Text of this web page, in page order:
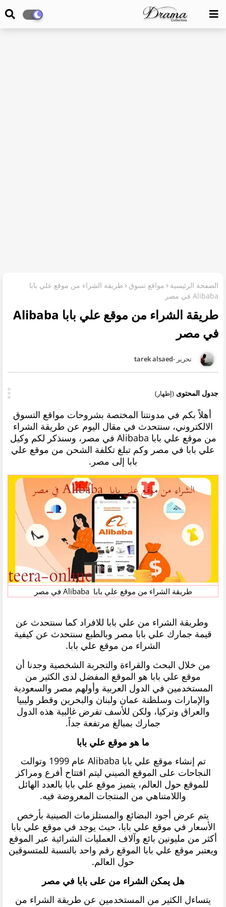
الصفحة الرئيسية مواقع تسوق
طريقة الشراء من موقع علي بابا
Alibaba في مصر
طريقة الشراء من موقع علي بابا Alibaba
في مصر
tarek alsaed
جدول المحتوى (إظهار)
أهلاً بكم في مدونتنا المختصة بشروحات مواقع التسوق
الالكتروني، سنتحدث في مقال اليوم عن طريقة الشراء
من موقع علي بابا Alibaba في مصر، وسنذكر لكم
وكيل
علي بابا في مصر وكم تبلغ تكلفة الشحن من موقع علي
بابا إلى مصر.
طريقة الشراء من موقع علي بابا Alibaba في مصر
وطريقة الشراء من علي بابا للافراد كما سنتحدث عن
قيمة جمارك علي بابا مصر وبالطبع سنتحدث عن كيفية
الشراء من موقع علي بابا.
من خلال البحث والقراءة والتجربة الشخصية وجدنا أن
موقع علي بابا هو الموقع المفضل لدى الكثير من
المستخدمين في الدول العربية وأولهم مصر والسعودية
والإمارات وسلطنة عمان ولبنان والبحرين وقطر وليبيا
والعراق وتركيا، ولكن للأسف تفرض غالبية هذه الدول
جمارك بمبالغ مرتفعة جداً.
ما هو موقع علي بابا
تم إنشاء موقع علي بابا Alibaba عام 1999 وتوالت
النجاحات على الموقع الصيني ليتم افتتاح أفرع ومراكز
للموقع حول العالم، يتميز موقع علي بابا بالعدد الهائل
واللامتناهي من المنتجات المعروضة فيه.
يتم عرض أجود البضائع والمستلزمات الصينية بأرخص
الأسعار في موقع علي بابا، حيث يوجد في موقع علي بابا
أكثر من مليونين بائع وآلاف العمليات الشرائية عبر الموقع
ويعتبر موقع علي بابا الموقع رقم واحد بالنسبة للمتسوقين
حول العالم.
هل يمكن الشراء من على بابا في مصر
يتساءل الكثير من المستخدمين عن طريقة الشراء من